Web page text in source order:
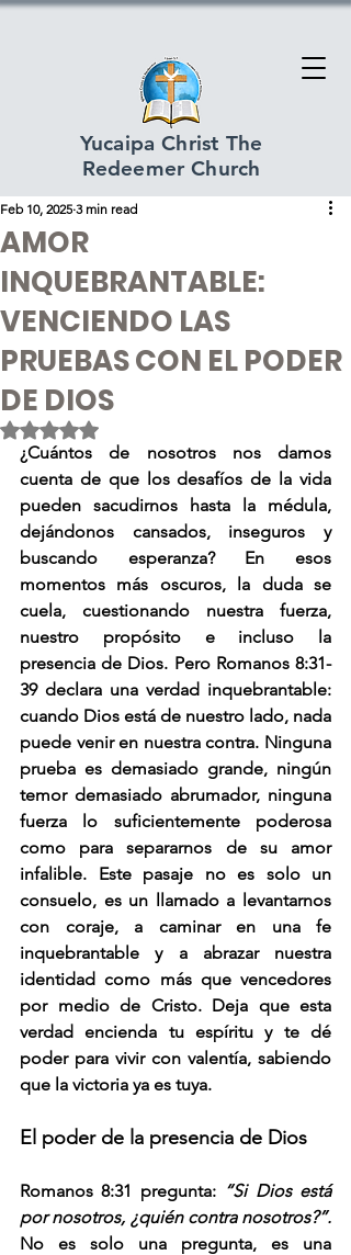
Yucaipa Christ The
Redeemer Church
AMOR
INQUEBRANTABLE:
VENCIENDO LAS
PRUEBAS CON EL PODER
DE DIOS
Feb 10, 2025 3 min read
Rated NaN out of 5 stars.
¿Cuántos de nosotros nos damos
cuenta de que los desafíos de la vida
pueden sacudirnos hasta la médula,
dejándonos cansados, inseguros y
buscando esperanza? En esos
momentos más oscuros, la duda se
cuela, cuestionando nuestra fuerza,
nuestro propósito e incluso la
presencia de Dios. Pero Romanos 8:31-
39 declara una verdad inquebrantable:
cuando Dios está de nuestro lado, nada
puede venir en nuestra contra. Ninguna
prueba es demasiado grande, ningún
temor demasiado abrumador, ninguna
fuerza lo suficientemente poderosa
como para separarnos de su amor
infalible. Este pasaje no es solo un
consuelo, es un llamado a levantarnos
con coraje, a caminar en una fe
inquebrantable y a abrazar nuestra
identidad como más que vencedores
por medio de Cristo. Deja que esta
verdad encienda tu espíritu y te dé
poder para vivir con valentía, sabiendo
que la victoria ya es tuya.
El poder de la presencia de Dios
Romanos 8:31 pregunta: “Si Dios está
No es solo una pregunta, es una